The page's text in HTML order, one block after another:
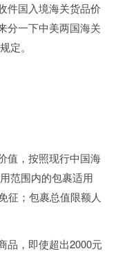
件国入境海关货品价
分一下中美两国海关
定。
值，按照现行中国海
范围内的包裹适用
征；包裹总值限额人
品，即使超出2000元